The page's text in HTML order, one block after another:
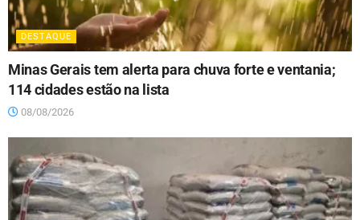
DESTAQUE
Minas Gerais tem alerta para chuva forte e ventania;
114 cidades estão na lista
08/08/2026